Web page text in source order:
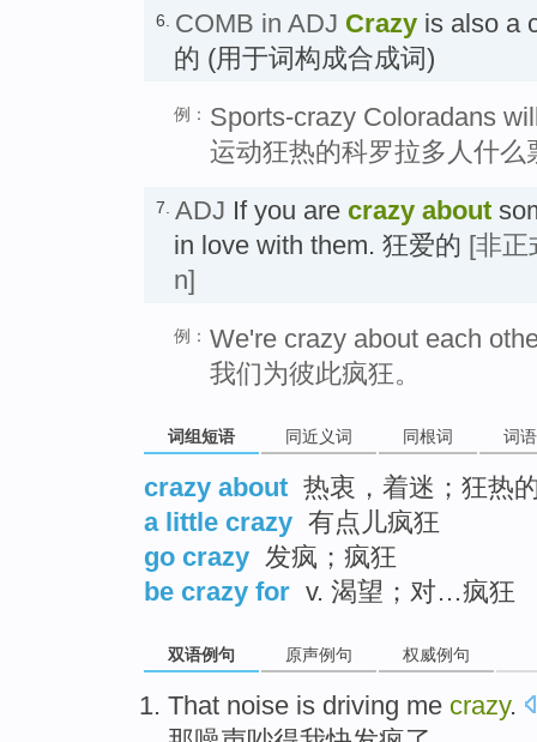
6. COMB in ADJ Crazy is also a
的 (用于词构成合成词)
例： Sports-crazy Coloradans
运动狂热的科罗拉多人什么
7. ADJ If you are crazy about
in love with them. 狂爱的 [非正
n]
例： We're crazy about each
我们为彼此疯狂。
词组短语 同近义词 同根词 词
crazy about 热衷，着迷；狂热
a little crazy 有点儿疯狂
go crazy 发疯；疯狂
be crazy for v. 渴望；对…疯狂
双语例句 原声例句 权威例句
That noise is driving me crazy.